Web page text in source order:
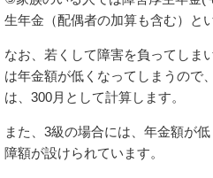
生年金（配偶者の加算も含む）と
なお、若くして障害を負ってしま
は年金額が低くなってしまうので
は、300月として計算します。
また、3級の場合には、年金額が
障額が設けられています。